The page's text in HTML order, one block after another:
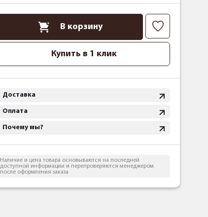
В корзину
Купить в 1 клик
Доставка
Оплата
Почему мы?
Наличие и цена товара основываются на последней
доступной информации и перепроверяются менеджером
после оформления заказа